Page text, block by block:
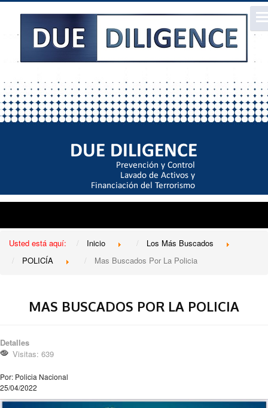
Usted está aquí: Inicio
Los Más Buscados
POLICÍA
Mas Buscados Por La Policia
MAS BUSCADOS POR LA POLICIA
Detalles
Visitas: 639
Por: Policia Nacional
25/04/2022